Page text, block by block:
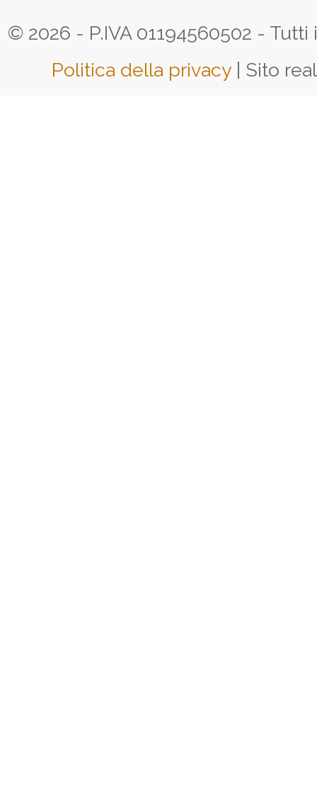
© 2026 - P.IVA 01194560502 -
Politica della privacy | Sito